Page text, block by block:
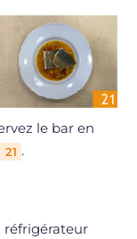
le bar en
21 .
réfrigérateur